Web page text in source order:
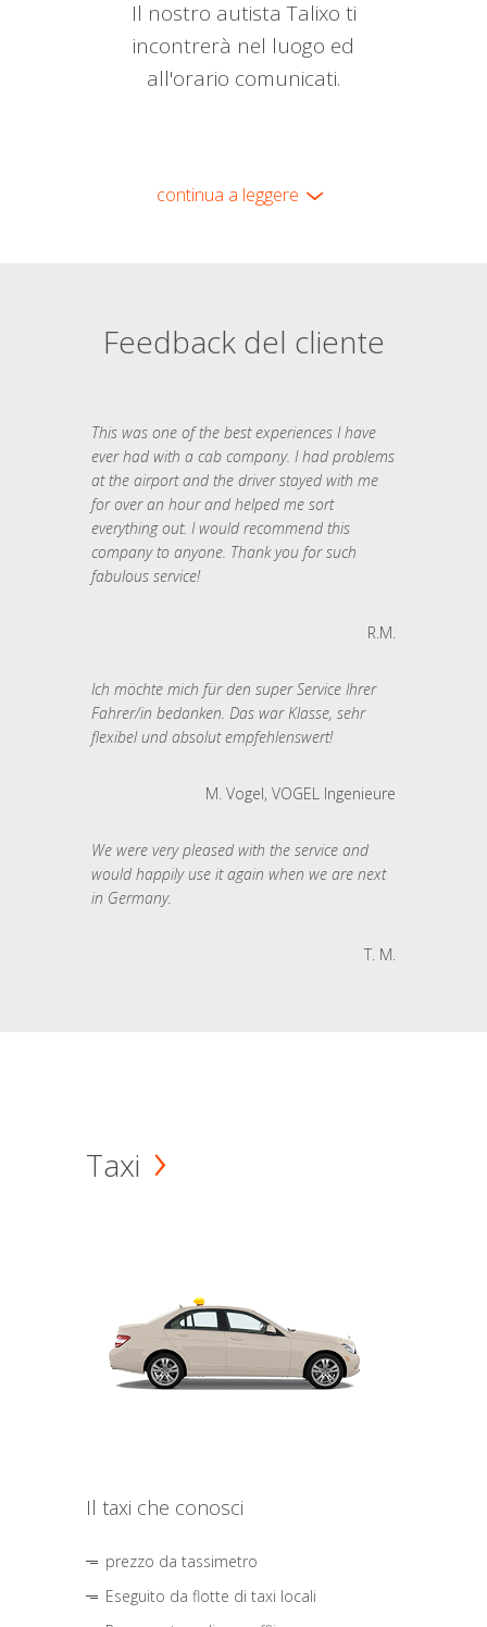
Il nostro autista Talixo ti
incontrerà nel luogo ed
all'orario comunicati.
continua a leggere
Feedback del cliente
This was one of the best experiences I have
ever had with a cab company. I had problems
at the airport and the driver stayed with me
for over an hour and helped me sort
everything out. I would recommend this
company to anyone. Thank you for such
fabulous service!
R.M.
Ich möchte mich für den super Service Ihrer
Fahrer/in bedanken. Das war Klasse, sehr
flexibel und absolut empfehlenswert!
M. Vogel, VOGEL Ingenieure
We were very pleased with the service and
would happily use it again when we are next
in Germany.
T. M.
Taxi
Il taxi che conosci
prezzo da tassimetro
Eseguito da flotte di taxi locali